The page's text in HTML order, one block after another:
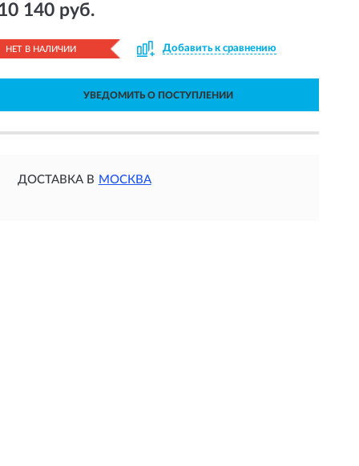
140 руб.
НЕТ В НАЛИЧИИ Добавить к сравнению
УВЕДОМИТЬ О ПОСТУПЛЕНИИ
ДОСТАВКА В МОСКВА